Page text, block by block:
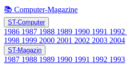
📚 Computer-Magazine
ST-Computer
1986 1987 1988 1989 1990 1991 1992
1998 1999 2000 2001 2002 2003 2004
ST-Magazin
1987 1988 1989 1990 1991 1992 1993